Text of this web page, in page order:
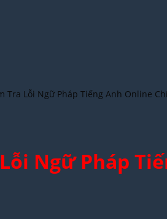
Tra Lỗi Ngữ Pháp Tiếng Anh Online
Ngữ Pháp